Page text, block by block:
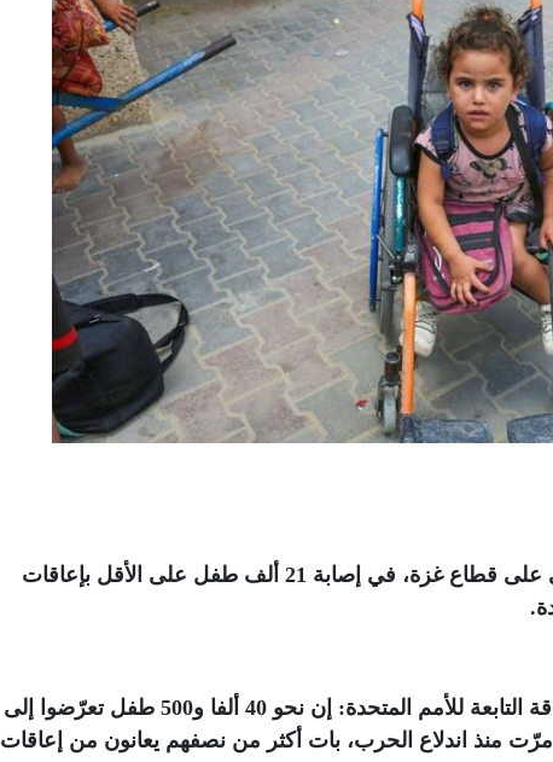
تسببت حرب الإبادة التي يشنها الاحتلال الصهيوني على قطاع غزة، في إصابة 21 ألف طفل على الأقل بإعاقات
.
وقالت اللجنة المعنية بحقوق الأشخاص ذوي الإعاقة التابعة للأمم المتحدة: إن نحو 40 ألفا و500 طفل تعرّضوا إلى
منذ اندلاع الحرب، بات أكثر من نصفهم يعانون من إعاقات